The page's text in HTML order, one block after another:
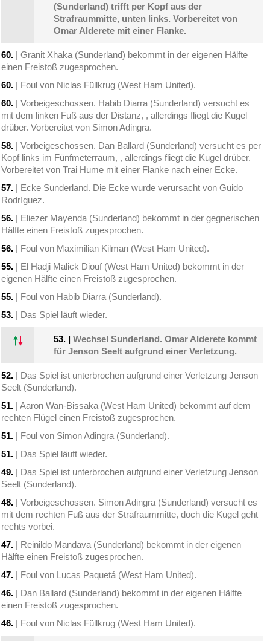
(Sunderland) trifft per Kopf aus der
Strafraummitte, unten links. Vorbereitet von
Omar Alderete mit einer Flanke.
60. | Granit Xhaka (Sunderland) bekommt in der eigenen Hälfte
einen Freistoß zugesprochen.
60. | Foul von Niclas Füllkrug (West Ham United).
60. | Vorbeigeschossen. Habib Diarra (Sunderland) versucht es
mit dem linken Fuß aus der Distanz, , allerdings fliegt die Kugel
drüber. Vorbereitet von Simon Adingra.
58. | Vorbeigeschossen. Dan Ballard (Sunderland) versucht es per
Kopf links im Fünfmeterraum, , allerdings fliegt die Kugel drüber.
Vorbereitet von Trai Hume mit einer Flanke nach einer Ecke.
57. | Ecke Sunderland. Die Ecke wurde verursacht von Guido
Rodríguez.
56. | Eliezer Mayenda (Sunderland) bekommt in der gegnerischen
Hälfte einen Freistoß zugesprochen.
56. | Foul von Maximilian Kilman (West Ham United).
55. | El Hadji Malick Diouf (West Ham United) bekommt in der
eigenen Hälfte einen Freistoß zugesprochen.
55. | Foul von Habib Diarra (Sunderland).
53. | Das Spiel läuft wieder.
53. |Wechsel Sunderland. Omar Alderete kommt
für Jenson Seelt aufgrund einer Verletzung.
52. | Das Spiel ist unterbrochen aufgrund einer Verletzung Jenson
Seelt (Sunderland).
51. | Aaron Wan-Bissaka (West Ham United) bekommt auf dem
rechten Flügel einen Freistoß zugesprochen.
51. | Foul von Simon Adingra (Sunderland).
51. | Das Spiel läuft wieder.
49. | Das Spiel ist unterbrochen aufgrund einer Verletzung Jenson
Seelt (Sunderland).
48. | Vorbeigeschossen. Simon Adingra (Sunderland) versucht es
mit dem rechten Fuß aus der Strafraummitte, doch die Kugel geht
rechts vorbei.
47. | Reinildo Mandava (Sunderland) bekommt in der eigenen
Hälfte einen Freistoß zugesprochen.
47. | Foul von Lucas Paquetá (West Ham United).
46. | Dan Ballard (Sunderland) bekommt in der eigenen Hälfte
einen Freistoß zugesprochen.
46. | Foul von Niclas Füllkrug (West Ham United).